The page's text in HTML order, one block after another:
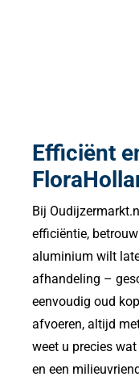
Efficiënt
Bij
efficiëntie,
aluminium wilt
afhandeling –
eenvoudig oud
afvoeren, altijd
weet u precies
en een